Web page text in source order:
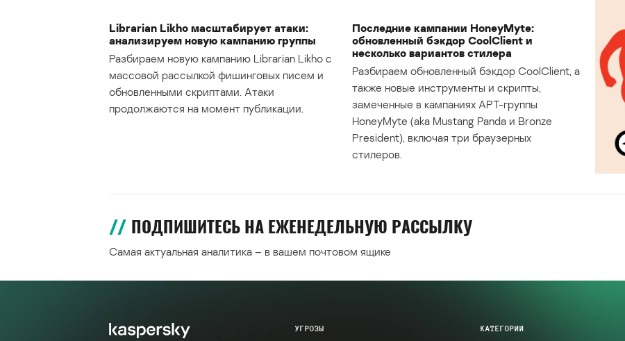
Librarian Likho масштабирует атаки:
анализируем новую кампанию группы
Разбираем новую кампанию Librarian Likho с
массовой рассылкой фишинговых писем и
обновленными скриптами. Атаки
продолжаются на момент публикации.
Последние кампании HoneyMyte:
обновленный бэкдор CoolClient и
несколько вариантов стилера
Разбираем обновленный бэкдор CoolClient, а
также новые инструменты и скрипты,
замеченные в кампаниях APT-группы
HoneyMyte (aka Mustang Panda и Bronze
President), включая три браузерных
стилеров.
ПОДПИШИТЕСЬ НА ЕЖЕНЕДЕЛЬНУЮ РАССЫЛКУ
Самая актуальная аналитика – в вашем почтовом ящике
УГРОЗЫ КАТЕГОРИИ